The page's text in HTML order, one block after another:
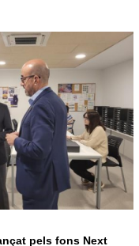
pels fons Next